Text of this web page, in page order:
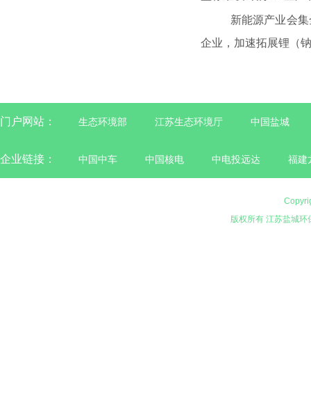
新能源产业会
企业，加速拓展锂（
门户网站： 生态环境部 江苏生态环境厅 中国盐城
企业链接： 中国中车 中国核电 中电投远达 福建
版权所有 江苏盐城